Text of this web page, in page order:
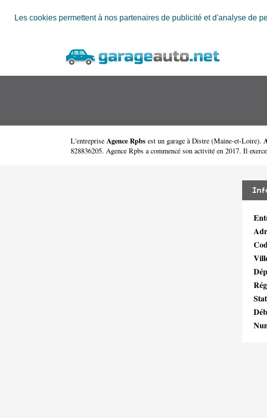
Les cookies permettent à nos partenaires de publicité et d'analyse de
L'entreprise Agence Rpbs est un garage à Distre (Maine-et-Loire).
828836205. Agence Rpbs a commencé son activité en 2017. Il